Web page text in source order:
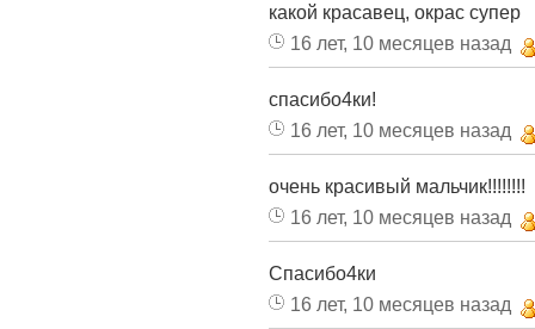
какой красавец, окрас супер
16 лет, 10 месяцев назад
спасибо4ки!
16 лет, 10 месяцев назад
очень красивый мальчик!!!!!!!!
16 лет, 10 месяцев назад
Спасибо4ки
16 лет, 10 месяцев назад